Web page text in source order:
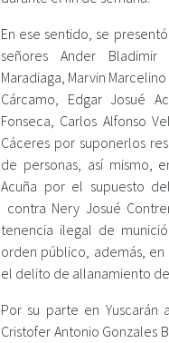
En ese sentido, se
señores Ander Bladimir
Maradiaga, Marvin
Cárcamo, Edgar Josué
Fonseca, Carlos Alfonso
Cáceres por suponerlos
de personas, así mismo,
Acuña por el supuesto
contra Nery Josué
tenencia ilegal de
orden público, además,
el delito de allanamiento
Por su parte en Yuscarán
Cristofer Antonio Gonzales